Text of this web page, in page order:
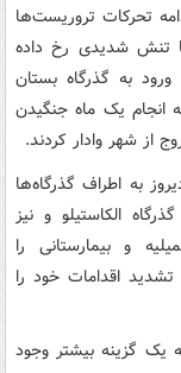
تحرکات تروریست‌ها
تنش شدیدی رخ داده
به گذرگاه بستان
انجام یک ماه جنگیدن
از شهر وادار کردند.
به اطراف گذرگاه‌ها
الکاستیلو و نیز
و بیمارستانی را
اقدامات خود را
گزینه بیشتر وجود